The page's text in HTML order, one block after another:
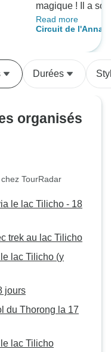
magique ! Il a
sur nous et nous
!
Read more
Circuit de
Durées
organisés
TourRadar
le lac Tilicho - 18
trek au lac Tilicho
lac Tilicho (y
jours
du Thorong la 17
lac Tilicho